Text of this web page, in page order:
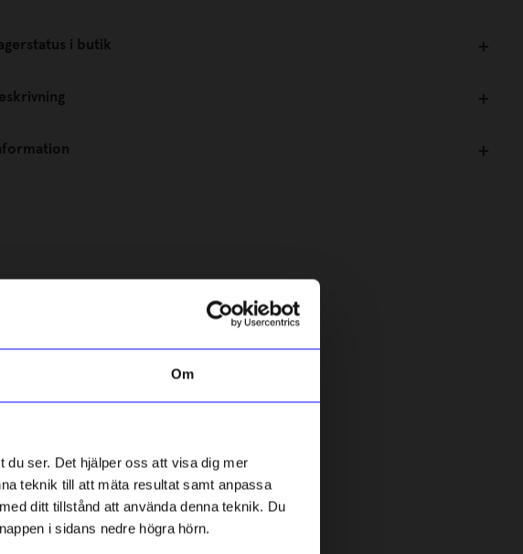
Om
du ser. Det hjälper oss att visa dig mer
teknik till att mäta resultat samt anpassa
ditt tillstånd att använda denna teknik. Du
i sidans nedre högra hörn.
LND iPhone13/14 Blå
249kr
I lager
i butik